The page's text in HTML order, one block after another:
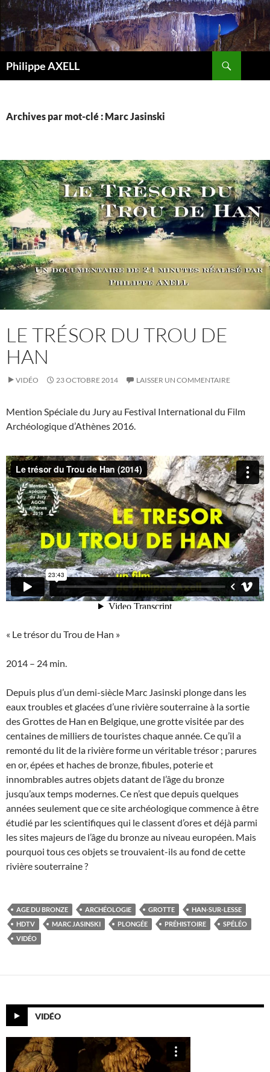
Philippe AXELL
Archives par mot-clé : Marc Jasinski
LE TRÉSOR DU TROU DE
HAN
VIDÉO 23 OCTOBRE 2014 LAISSER UN COMMENTAIRE
Mention Spéciale du Jury au Festival International du Film
Archéologique d’Athènes 2016.
« Le trésor du Trou de Han »
2014 – 24 min.
Depuis plus d’un demi-siècle Marc Jasinski plonge dans les
eaux troubles et glacées d’une rivière souterraine à la sortie
des Grottes de Han en Belgique, une grotte visitée par des
centaines de milliers de touristes chaque année. Ce qu’il a
remonté du lit de la rivière forme un véritable trésor ; parures
en or, épées et haches de bronze, fibules, poterie et
innombrables autres objets datant de l’âge du bronze
jusqu’aux temps modernes. Ce n’est que depuis quelques
années seulement que ce site archéologique commence à être
étudié par les scientifiques qui le classent d’ores et déjà parmi
les sites majeurs de l’âge du bronze au niveau européen. Mais
pourquoi tous ces objets se trouvaient-ils au fond de cette
rivière souterraine ?
AGE DU BRONZE ARCHÉOLOGIE GROTTE
HAN-SUR-LESSE
HDTV
MARC JASINSKI PLONGÉE PRÉHISTOIRE
SPÉLÉO
VIDÉO
VIDÉO